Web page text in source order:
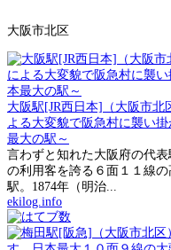
大阪市北区
大阪駅[JR西日本]（大阪市北
よる大変貌で阪急村に襲い
最大の駅～
言わずと知れた大阪府の代
の利用客を誇る６面１１線
駅。1874年（明治...
ekilog.info